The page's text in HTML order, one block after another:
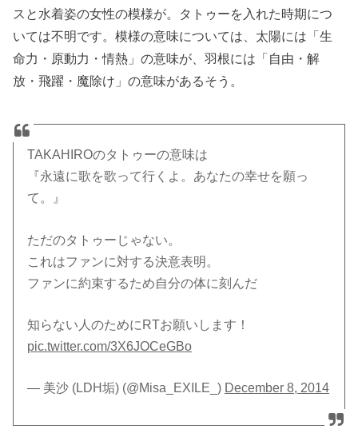
スと水着姿の女性の模様が。タトゥーを入れた時期につ
いては不明です。模様の意味については、太陽には「生
命力・原動力・情熱」の意味が、羽根には「自由・解
放・飛躍・魔除け」の意味があるそう。
TAKAHIROのタトゥーの意味は
『永遠に歌を歌って行くよ。あなたの幸せを願っ
て。』
ただのタトゥーじゃない。
これはファンに対する決意表明。
ファンに約束するため自分の体に刻んだ
知らない人のためにRTお願いします！
pic.twitter.com/3X6JOCeGBo
— 美沙 (LDH垢) (@Misa_EXILE_) December 8, 2014